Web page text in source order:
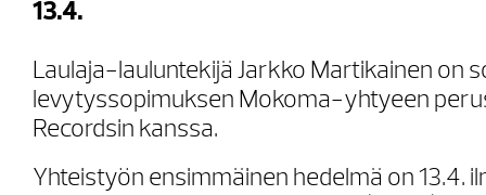
13.4.
Laulaja-lauluntekijä Jarkko Martikainen on
levytyssopimuksen Mokoma-yhtyeen
Recordsin kanssa.
Yhteistyön ensimmäinen hedelmä on 13.4.